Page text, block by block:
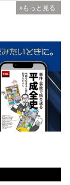
»もっと見る